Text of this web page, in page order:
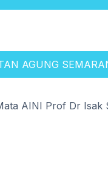
AGUNG
AINI Prof Dr Isak